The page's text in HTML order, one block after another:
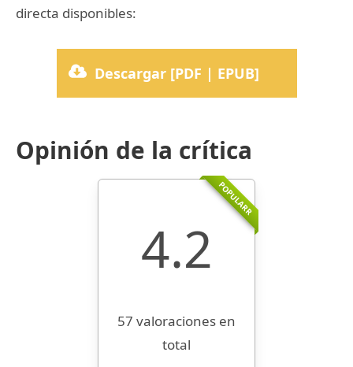
directa disponibles:
Descargar [PDF | EPUB]
Opinión de la crítica
POPULARR
4.2
57 valoraciones en
total